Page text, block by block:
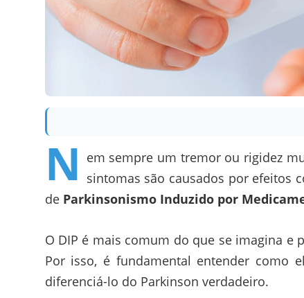
N em sempre um tremor ou rigidez
sintomas são causados por efeitos
de Parkinsonismo Induzido por
O DIP é mais comum do que se imagina e
Por isso, é fundamental entender como
diferenciá-lo do Parkinson verdadeiro.